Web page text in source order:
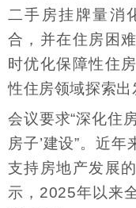
二手房挂牌量消
合，并在住房困
时优化保障性住
性住房领域探索出
会议要求“深化住
房子’建设”。近
支持房地产发展
示，2025年以来